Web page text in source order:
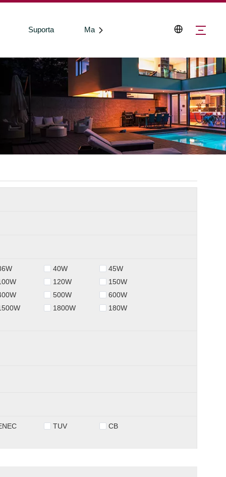
Suporta Makipag-ugnayan sa Amin
40W
45W
120W
150W
500W
600W
1800W
180W
TUV
CB